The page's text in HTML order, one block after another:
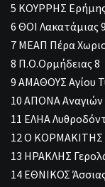
5 ΚΟΥΡΡΗΣ
6 ΘΟΙ Λακατάμιας 9
7 ΜΕΑΠ Πέρα
8 Π.Ο.Ορμήδειας 8
9 ΑΜΑΘΟΥΣ Αγίου
10 ΑΠΟΝΑ Αναγιών
11 ΕΛΗΑ
12 Ο ΚΟΡΜΑΚΙΤΗΣ
13 ΗΡΑΚΛΗΣ
14 ΕΘΝΙΚΟΣ